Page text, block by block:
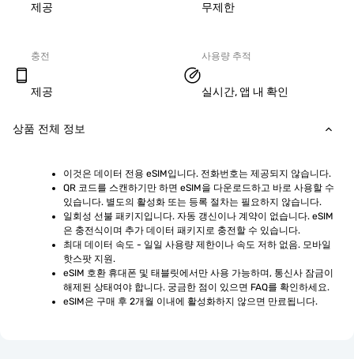
제공 무제한
충전
제공
사용량 추적
실시간, 앱 내 확인
상품 전체 정보
이것은 데이터 전용 eSIM입니다. 전화번호는 제공되지 않습니다.
QR 코드를 스캔하기만 하면 eSIM을 다운로드하고 바로 사용할 수
있습니다. 별도의 활성화 또는 등록 절차는 필요하지 않습니다.
일회성 선불 패키지입니다. 자동 갱신이나 계약이 없습니다. eSIM
은 충전식이며 추가 데이터 패키지로 충전할 수 있습니다.
최대 데이터 속도 - 일일 사용량 제한이나 속도 저하 없음. 모바일
핫스팟 지원.
eSIM 호환 휴대폰 및 태블릿에서만 사용 가능하며, 통신사 잠금이
해제된 상태여야 합니다. 궁금한 점이 있으면 FAQ를 확인하세요.
eSIM은 구매 후 2개월 이내에 활성화하지 않으면 만료됩니다.